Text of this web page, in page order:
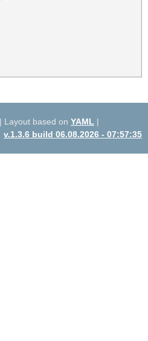
| Layout based on YAML |
v.1.3.6 build 06.08.2026 - 07:57:35